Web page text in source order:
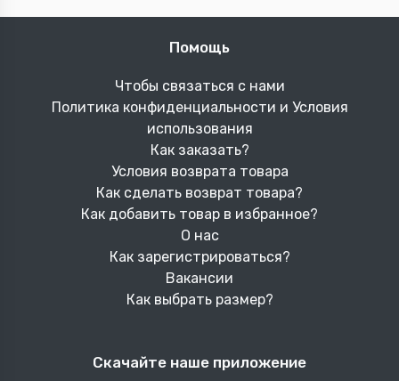
Помощь
Чтобы связаться с нами
Политика конфиденциальности и Условия
использования
Как заказать?
Условия возврата товара
Как сделать возврат товара?
Как добавить товар в избранное?
О нас
Как зарегистрироваться?
Вакансии
Как выбрать размер?
Скачайте наше приложение